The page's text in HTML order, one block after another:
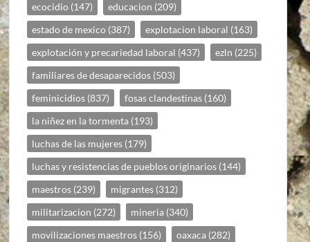
ecocidio (147) educacion (209)
estado de mexico (387) explotacion laboral (163)
explotación y precariedad laboral (437) ezln (225)
familiares de desaparecidos (503)
feminicidios (837) fosas clandestinas (160)
la niñez en la tormenta (193)
luchas de las mujeres (179)
luchas y resistencias de pueblos originarios (144)
maestros (239) migrantes (312)
militarizacion (272) mineria (340)
movilizaciones maestros (156) oaxaca (282)